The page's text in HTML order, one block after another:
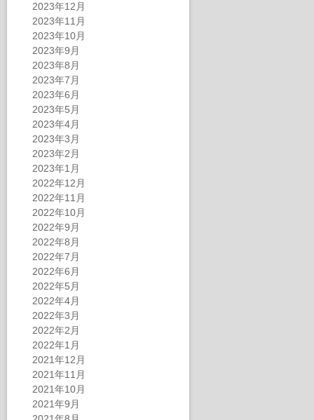
2023年12月
2023年11月
2023年10月
2023年9月
2023年8月
2023年7月
2023年6月
2023年5月
2023年4月
2023年3月
2023年2月
2023年1月
2022年12月
2022年11月
2022年10月
2022年9月
2022年8月
2022年7月
2022年6月
2022年5月
2022年4月
2022年3月
2022年2月
2022年1月
2021年12月
2021年11月
2021年10月
2021年9月